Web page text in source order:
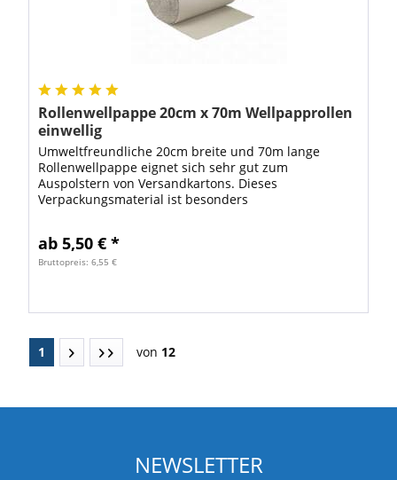
Rollenwellpappe 20cm x 70m Wellpapprollen
einwellig
Umweltfreundliche 20cm breite und 70m lange
Rollenwellpappe eignet sich sehr gut zum
Auspolstern von Versandkartons. Dieses
Verpackungsmaterial ist besonders
ab 5,50 € *
Bruttopreis: 6,55 €
1 von 12
NEWSLETTER